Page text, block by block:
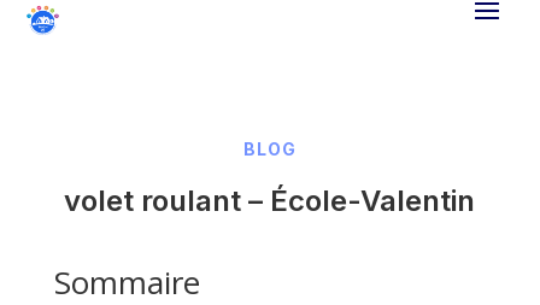
BLOG
volet roulant – École-Valentin
Sommaire